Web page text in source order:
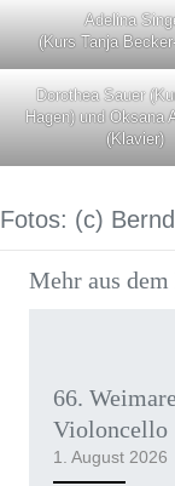
Adelina
(Kurs Tanja
Dorothea Sauer
Hagen) und Oksana
(Klavier)
Fotos: (c)
Mehr aus
66.
Violoncello
1. August 2026